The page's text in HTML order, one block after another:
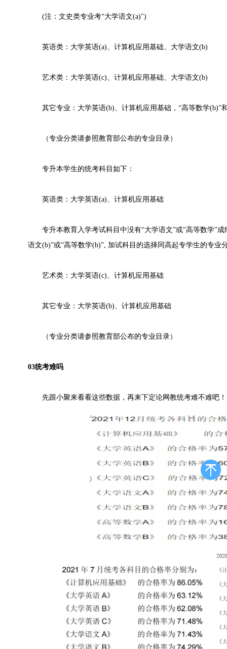
(注：文史类专业考“大学语文(a)")
英语类：大学英语(a)、计算机应用基础、大学语文(b)
艺术类：大学英语(c)、计算机应用基础、大学语文(b)
其它专业：大学英语(b)、计算机应用基础，“高等数学(b)”
（专业分类请参照教育部公布的专业目录）
专升本学生的统考科目如下：
英语类：大学英语(a)、计算机应用基础
专升本教育入学考试科目中没有“大学语文”或“高等数学”成
语文(b)”或“高等数学(b)”, 加试科目的选择同高起专学生的专业
艺术类：大学英语(c)、计算机应用基础
其它专业：大学英语(b)、计算机应用基础
（专业分类请参照教育部公布的专业目录）
03统考难吗
先跟小聚来看看这些数据，再来下定论网教统考难不难吧！